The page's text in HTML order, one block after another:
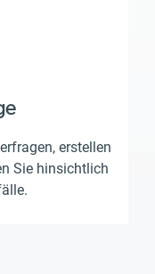
erstellen
Sie hinsichtlich